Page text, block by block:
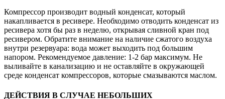
Компрессор производит водный конденсат, который
накапливается в ресивере. Необходимо отводить конденсат из
ресивера хотя бы раз в неделю, открывая сливной кран под
ресивером. Обратите внимание на наличие сжатого воздуха
внутри резервуара: вода может выходить под большим
напором. Рекомендуемое давление: 1-2 бар максимум. Не
выливайте в канализацию и не оставляйте в окружающей
среде конденсат компрессоров, которые смазываются маслом.
ДЕЙСТВИЯ В СЛУЧАЕ НЕБОЛЬШИХ